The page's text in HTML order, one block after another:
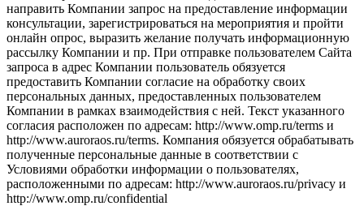
направить Компании запрос на предоставление информации
консультации, зарегистрироваться на мероприятия и пройти
онлайн опрос, выразить желание получать информационную
рассылку Компании и пр. При отправке пользователем Сайта
запроса в адрес Компании пользователь обязуется
предоставить Компании согласие на обработку своих
персональных данных, предоставленных пользователем
Компании в рамках взаимодействия с ней. Текст указанного
согласия расположен по адресам: http://www.omp.ru/terms и
http://www.auroraos.ru/terms. Компания обязуется обрабатывать
полученные персональные данные в соответствии с
Условиями обработки информации о пользователях,
расположенными по адресам: http://www.auroraos.ru/privacy и
http://www.omp.ru/confidential